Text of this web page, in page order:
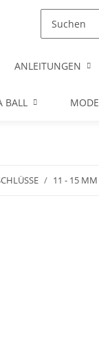
ANLEITUNGEN
BALL MODE
11 - 15 MM